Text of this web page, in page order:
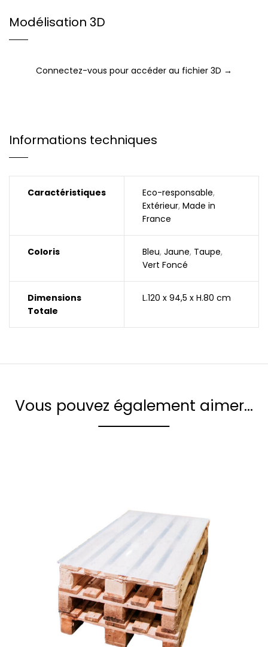
Modélisation 3D
Connectez-vous pour accéder au fichier 3D →
Informations techniques
Caractéristiques Eco-responsable,
Extérieur, Made in
France
Coloris Bleu, Jaune, Taupe,
Vert Foncé
Dimensions
Totale
L.120 x 94,5 x H.80 cm
Vous pouvez également aimer…